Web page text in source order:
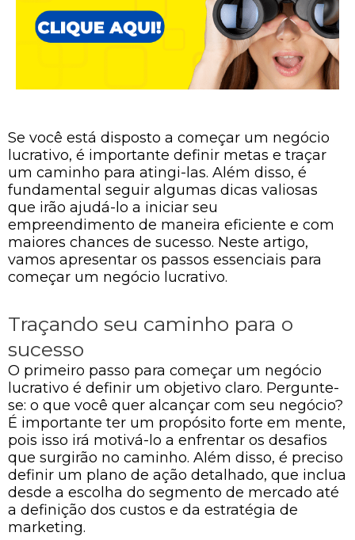
Se você está disposto a começar um negócio
lucrativo, é importante definir metas e traçar
um caminho para atingi-las. Além disso, é
fundamental seguir algumas dicas valiosas
que irão ajudá-lo a iniciar seu
empreendimento de maneira eficiente e com
maiores chances de sucesso. Neste artigo,
vamos apresentar os passos essenciais para
começar um negócio lucrativo.
Traçando seu caminho para o
sucesso
O primeiro passo para começar um negócio
lucrativo é definir um objetivo claro. Pergunte-
se: o que você quer alcançar com seu negócio?
É importante ter um propósito forte em mente,
pois isso irá motivá-lo a enfrentar os desafios
que surgirão no caminho. Além disso, é preciso
definir um plano de ação detalhado, que inclua
desde a escolha do segmento de mercado até
a definição dos custos e da estratégia de
marketing.